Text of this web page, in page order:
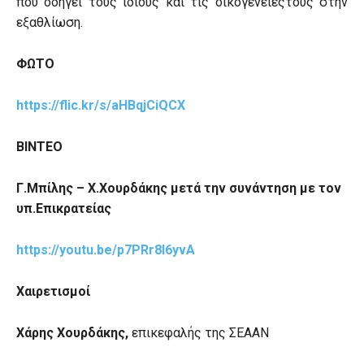
εξαθλίωση.
ΦΩΤΟ
https://flic.kr/s/aHBqjCiQCX
ΒΙΝΤΕΟ
Γ.Μπίλης – Χ.Χουρδάκης μετά την συνάντηση με τον
υπ.Επικρατείας
https://youtu.be/p7PRr8l6yvA
Χαιρετισμοί
Χάρης Χουρδάκης, επικεφαλής της ΣΕΑΑΝ